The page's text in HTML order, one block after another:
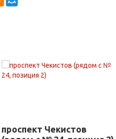
проспект Чекистов